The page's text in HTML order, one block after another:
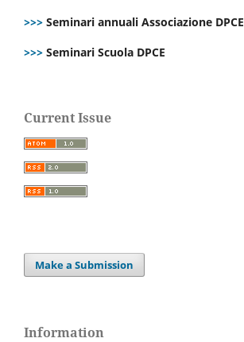
>>> Seminari annuali Associazione DPCE
>>> Seminari Scuola DPCE
Current Issue
Make a Submission
Information